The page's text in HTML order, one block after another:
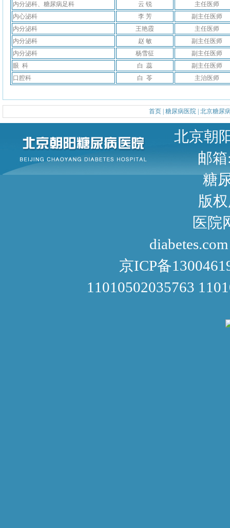
内分泌科、糖尿病足科
云 锐
主任医师
内心泌科
李 芳
副主任医师
内分泌科
王艳霞
主任医师
内分泌科
赵 敏
副主任医师
内分泌科
杨雪征
副主任医师
眼 科
白 蕊
副主任医师
口腔科
白 苓 主治医师
首页 糖尿病医院 北京糖尿
北京朝阳区甜水园东
邮箱
糖尿病咨询
版
医院网址： http://
京ICP备
11010502035763